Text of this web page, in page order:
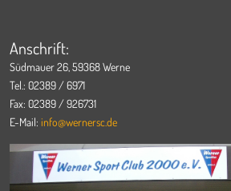
Anschrift:
Südmauer 26, 59368 Werne
Tel.: 02389 / 6971
Fax: 02389 / 926731
E-Mail: info@wernersc.de